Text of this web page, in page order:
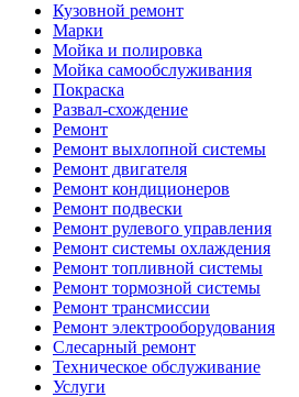
Кузовной ремонт
Марки
Мойка и полировка
Мойка самообслуживания
Покраска
Развал-схождение
Ремонт
Ремонт выхлопной системы
Ремонт двигателя
Ремонт кондиционеров
Ремонт подвески
Ремонт рулевого управления
Ремонт системы охлаждения
Ремонт топливной системы
Ремонт тормозной системы
Ремонт трансмиссии
Ремонт электрооборудования
Слесарный ремонт
Техническое обслуживание
Услуги